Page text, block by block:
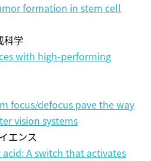
formation in stem cell
科学
with high-performing
focus/defocus pave the way
vision systems
エンス
A switch that activates